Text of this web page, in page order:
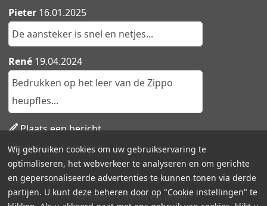
Pieter 16.01.2025
De aansteker is snel en netjes...
René 19.04.2024
Bedrukken op het leer van de Zippo
heupfles...
Plaats een bericht
Lees alle berichten
Aanstekers.be - Ruime collectie aanstekers | Zippo,
Ronson, Colibri en meer!
Wij gebruiken cookies om uw gebruikservaring te
optimaliseren, het webverkeer te analyseren en om gerichte
en gepersonaliseerde advertenties te kunnen tonen via derde
partijen. U kunt deze beheren door op "Cookie instellingen" te